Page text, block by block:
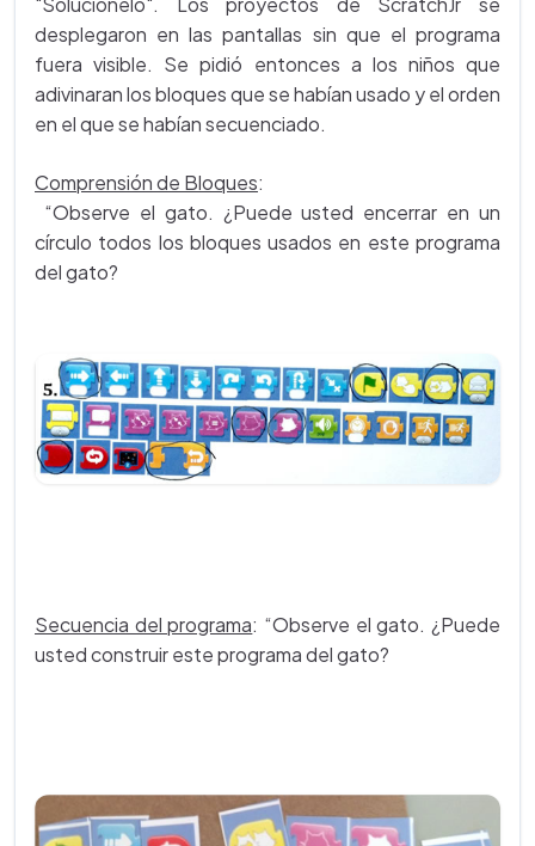
desplegaron en las pantallas sin que el programa
fuera visible. Se pidió entonces a los niños que
adivinaran los bloques que se habían usado y el orden
en el que se habían secuenciado.
Comprensión de Bloques:
“Observe el gato. ¿Puede usted encerrar en un
círculo todos los bloques usados en este programa
del gato?
Secuencia del programa: “Observe el gato. ¿Puede
usted construir este programa del gato?